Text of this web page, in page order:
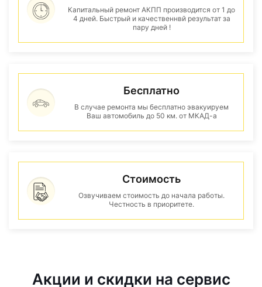
Капитальный ремонт АКПП производится от 1 до
4 дней. Быстрый и качественнвй результат за
пару дней !
Бесплатно
В случае ремонта мы бесплатно эвакуируем
Ваш автомобиль до 50 км. от МКАД-а
Стоимость
Озвучиваем стоимость до начала работы.
Честность в приоритете.
Акции и скидки на сервис